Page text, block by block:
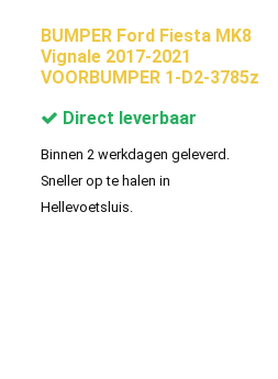
BUMPER Ford Fiesta MK8
Vignale 2017-2021
VOORBUMPER 1-D2-3785z
Direct leverbaar
Binnen 2 werkdagen geleverd.
Sneller op te halen in
Hellevoetsluis.